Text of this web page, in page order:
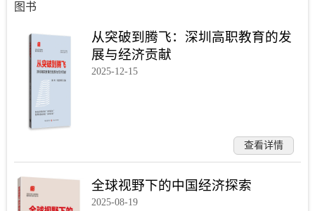
图书
从突破到腾飞：深圳高职教育的发
展与经济贡献
2025-12-15
查看详情
全球视野下的中国经济探索
2025-08-19